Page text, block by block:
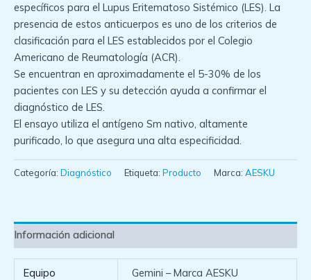
específicos para el Lupus Eritematoso Sistémico (LES). La
presencia de estos anticuerpos es uno de los criterios de
clasificación para el LES establecidos por el Colegio
Americano de Reumatología (ACR).
Se encuentran en aproximadamente el 5-30% de los
pacientes con LES y su detección ayuda a confirmar el
diagnóstico de LES.
El ensayo utiliza el antígeno Sm nativo, altamente
purificado, lo que asegura una alta especificidad.
Categoría: Diagnóstico Etiqueta: Producto Marca: AESKU
Información adicional
Equipo Gemini – Marca AESKU